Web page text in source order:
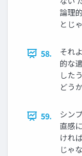
論理
とじ
58.
それ
的な
した
どう
59.
シン
直感
けれ
じゃ